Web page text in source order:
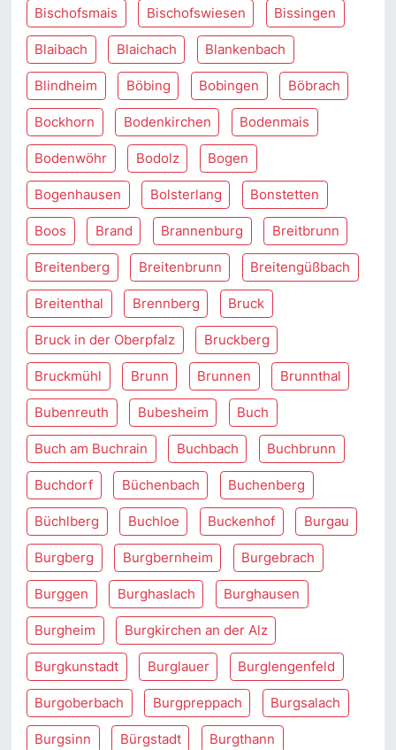
Bischofsmais Bischofswiesen Bissingen
Blaibach Blaichach Blankenbach
Blindheim Böbing Bobingen Böbrach
Bockhorn Bodenkirchen Bodenmais
Bodenwöhr Bodolz Bogen
Bogenhausen Bolsterlang Bonstetten
Boos Brand Brannenburg Breitbrunn
Breitenberg Breitenbrunn Breitengüßbach
Breitenthal Brennberg Bruck
Bruck in der Oberpfalz Bruckberg
Bruckmühl Brunn Brunnen Brunnthal
Bubenreuth Bubesheim Buch
Buch am Buchrain Buchbach Buchbrunn
Buchdorf Büchenbach Buchenberg
Büchlberg Buchloe Buckenhof Burgau
Burgberg Burgbernheim Burgebrach
Burggen Burghaslach Burghausen
Burgheim Burgkirchen an der Alz
Burgkunstadt Burglauer Burglengenfeld
Burgoberbach Burgpreppach Burgsalach
Burgsinn Bürgstadt Burgthann